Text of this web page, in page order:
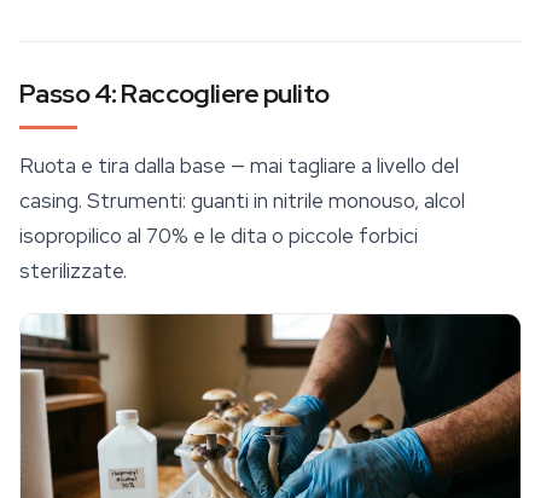
Passo 4: Raccogliere pulito
Ruota e tira dalla base — mai tagliare a livello del
casing. Strumenti: guanti in nitrile monouso, alcol
isopropilico al 70% e le dita o piccole forbici
sterilizzate.